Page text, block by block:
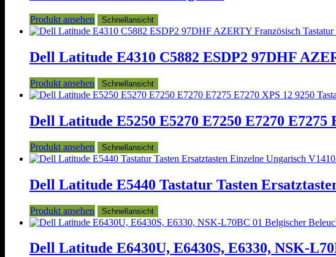
Produkt ansehen Schnellansicht
Dell Latitude E4310 C5882 ESDP2 97DHF
Produkt ansehen Schnellansicht
Dell Latitude E5250 E5270 E7250 E7270
Produkt ansehen Schnellansicht
Dell Latitude E5440 Tastatur Tasten
Produkt ansehen Schnellansicht
Dell Latitude E6430U, E6430S, E6330, NSK-